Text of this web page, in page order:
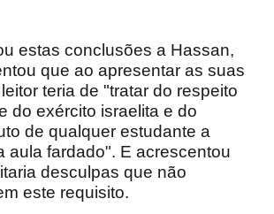
estas conclusões a Hassan,
que ao apresentar as suas
teria de "tratar do respeito
do exército israelita e do
de qualquer estudante a
aula fardado". E acrescentou
desculpas que não
este requisito.